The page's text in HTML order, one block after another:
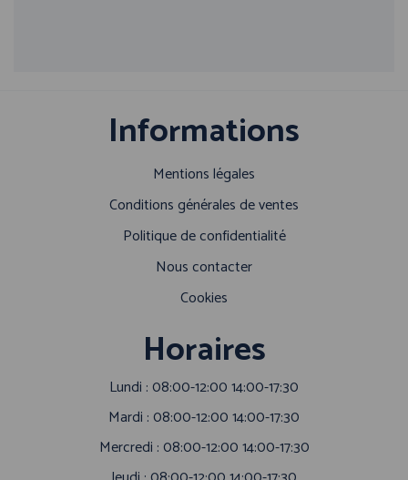
Informations
Mentions légales
Conditions générales de ventes
Politique de confidentialité
Nous contacter
Cookies
Horaires
Lundi : 08:00-12:00 14:00-17:30
Mardi : 08:00-12:00 14:00-17:30
Mercredi : 08:00-12:00 14:00-17:30